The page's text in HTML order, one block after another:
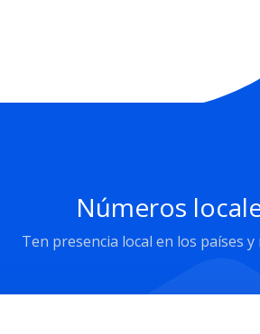
Números
Ten presencia local en los países